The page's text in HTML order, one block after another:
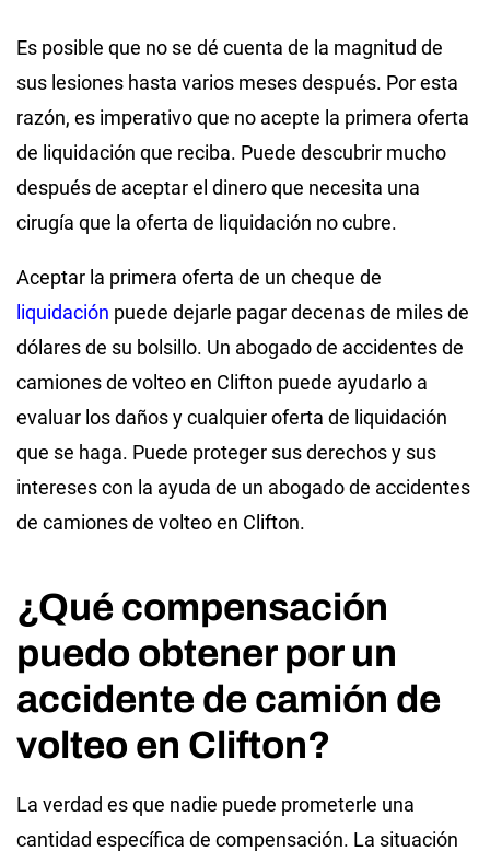
Es posible que no se dé cuenta de la magnitud de
sus lesiones hasta varios meses después. Por esta
razón, es imperativo que no acepte la primera oferta
de liquidación que reciba. Puede descubrir mucho
después de aceptar el dinero que necesita una
cirugía que la oferta de liquidación no cubre.
Aceptar la primera oferta de un cheque de
liquidación puede dejarle pagar decenas de miles de
dólares de su bolsillo. Un abogado de accidentes de
camiones de volteo en Clifton puede ayudarlo a
evaluar los daños y cualquier oferta de liquidación
que se haga. Puede proteger sus derechos y sus
intereses con la ayuda de un abogado de accidentes
de camiones de volteo en Clifton.
¿Qué compensación
puedo obtener por un
accidente de camión de
volteo en Clifton?
La verdad es que nadie puede prometerle una
cantidad específica de compensación. La situación